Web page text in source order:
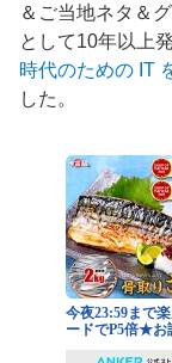
＆ご当地ネタ＆
として10年以上
時代のための IT
した。